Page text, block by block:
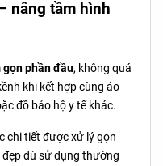
nâng tầm hình
gọn phần đầu, không quá
khi kết hợp cùng áo
đồ bảo hộ y tế khác.
chi tiết được xử lý gọn
dù sử dụng thường